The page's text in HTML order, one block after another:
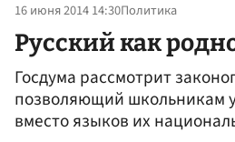
16 июня 2014 14:30Политика
Русский как
Госдума рассмотрит
позволяющий школьникам
вместо языков их